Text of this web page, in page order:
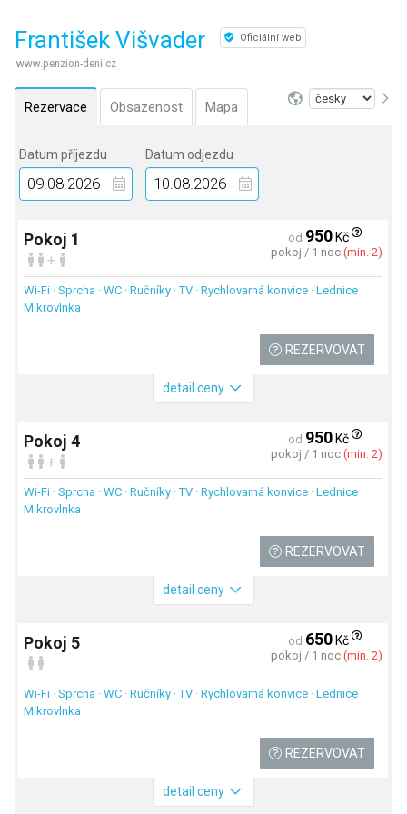
František Višvader Oficiální web
www.penzion-deni.cz
Rezervace Obsazenost Mapa
Datum příjezdu Datum odjezdu
Pokoj 1
+
od 950Kč
pokoj / 1 noc(min. 2)
Wi-Fi · Sprcha · WC · Ručníky · TV · Rychlovarná konvice · Lednice ·
Mikrovlnka
REZERVOVAT
detail ceny
Pokoj 4
+
od 950Kč
pokoj / 1 noc(min. 2)
Wi-Fi · Sprcha · WC · Ručníky · TV · Rychlovarná konvice · Lednice ·
Mikrovlnka
REZERVOVAT
detail ceny
Pokoj 5 od 650Kč
pokoj / 1 noc(min. 2)
Wi-Fi · Sprcha · WC · Ručníky · TV · Rychlovarná konvice · Lednice ·
Mikrovlnka
REZERVOVAT
detail ceny